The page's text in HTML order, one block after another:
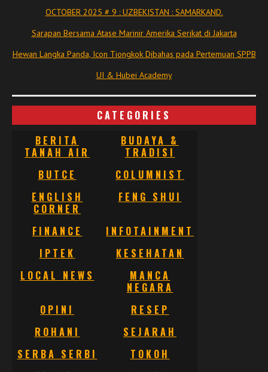
OCTOBER 2025 # 9 : UZBEKISTAN : SAMARKAND.
Sarapan Bersama Atase Marinir Amerika Serikat di Jakarta
Hewan Langka Panda, Icon Tiongkok Dibahas pada Pertemuan SPPB
UI & Hubei Academy
CATEGORIES
BERITA
TANAH AIR
BUDAYA &
TRADISI
BUTCE
COLUMNIST
ENGLISH
CORNER
FENG SHUI
FINANCE
INFOTAINMENT
IPTEK
KESEHATAN
LOCAL NEWS
MANCA
NEGARA
OPINI
RESEP
ROHANI
SEJARAH
SERBA SERBI
TOKOH